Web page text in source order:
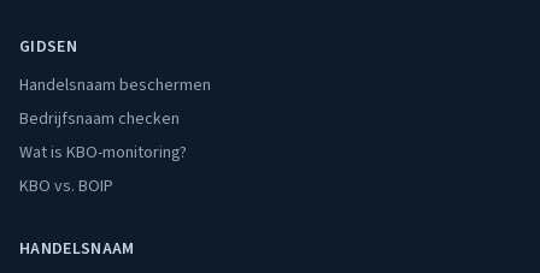
GIDSEN
Handelsnaam beschermen
Bedrijfsnaam checken
Wat is KBO-monitoring?
KBO vs. BOIP
HANDELSNAAM